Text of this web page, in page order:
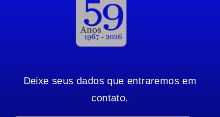
Deixe seus dados que entraremos em
contato.